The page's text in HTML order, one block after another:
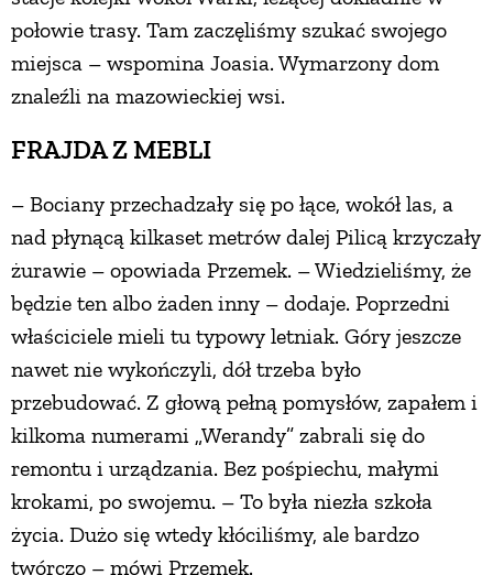
połowie trasy. Tam zaczęliśmy szukać swojego
miejsca – wspomina Joasia. Wymarzony dom
znaleźli na mazowieckiej wsi.
FRAJDA Z MEBLI
– Bociany przechadzały się po łące, wokół las, a
nad płynącą kilkaset metrów dalej Pilicą krzyczały
żurawie – opowiada Przemek. – Wiedzieliśmy, że
będzie ten albo żaden inny – dodaje. Poprzedni
właściciele mieli tu typowy letniak. Góry jeszcze
nawet nie wykończyli, dół trzeba było
przebudować. Z głową pełną pomysłów, zapałem i
kilkoma numerami „Werandy” zabrali się do
remontu i urządzania. Bez pośpiechu, małymi
krokami, po swojemu. – To była niezła szkoła
życia. Dużo się wtedy kłóciliśmy, ale bardzo
twórczo – mówi Przemek.